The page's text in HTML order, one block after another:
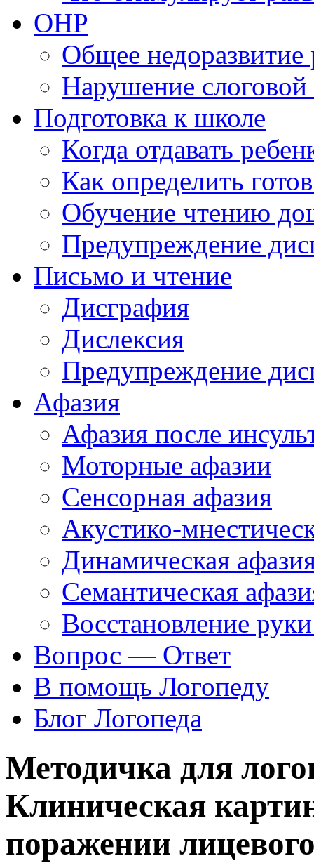
ОНР
Общее недоразвитие
Нарушение слоговой
Подготовка к школе
Когда отдавать
Как определить
Обучение чтению
Предупреждение
Письмо и чтение
Дисграфия
Дислексия
Предупреждение
Афазия
Афазия после
Моторные афазии
Сенсорная афазия
Акустико-
Динамическая
Семантическая
Восстановление
Вопрос — Ответ
В помощь Логопеду
Блог Логопеда
Методичка для
Клиническая
поражении